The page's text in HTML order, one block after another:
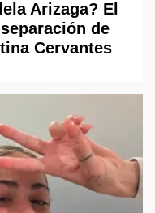
Arizaga? El
de
Cervantes